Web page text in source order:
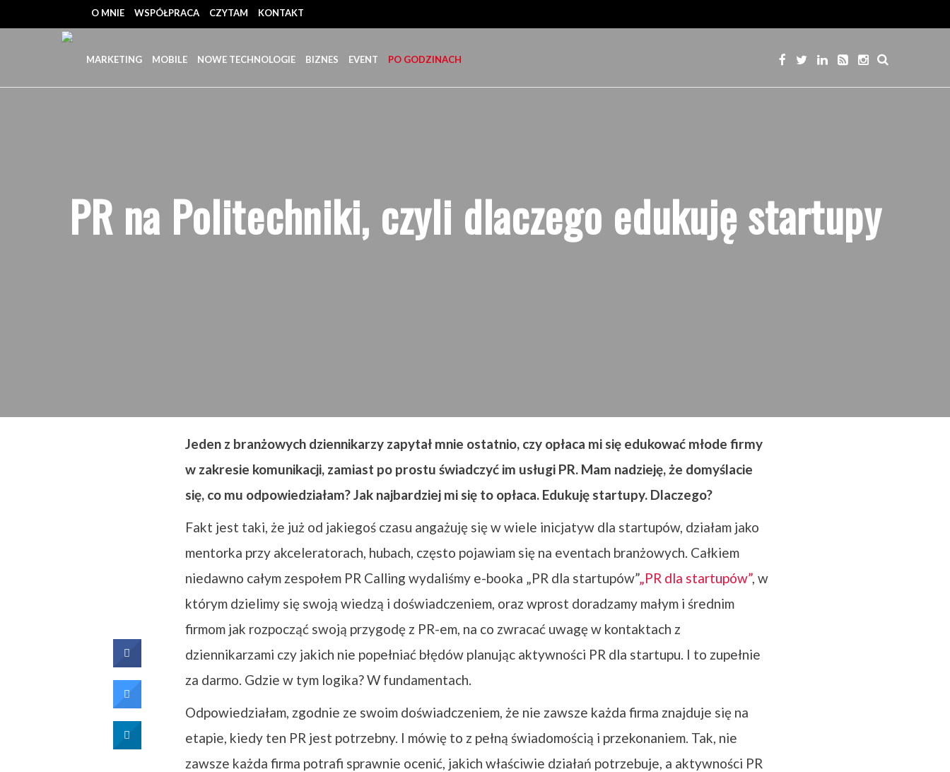
O MNIE WSPÓŁPRACA CZYTAM KONTAKT
MARKETING MOBILE NOWE TECHNOLOGIE BIZNES EVENT PO GODZINACH
PR na Politechniki, czyli dlaczego edukuję startupy
Jeden z branżowych dziennikarzy zapytał mnie ostatnio, czy opłaca mi się edukować młode firmy
w zakresie komunikacji, zamiast po prostu świadczyć im usługi PR. Mam nadzieję, że domyślacie
się, co mu odpowiedziałam? Jak najbardziej mi się to opłaca. Edukuję startupy. Dlaczego?
Fakt jest taki, że już od jakiegoś czasu angażuję się w wiele inicjatyw dla startupów, działam jako
mentorka przy akceleratorach, hubach, często pojawiam się na eventach branżowych. Całkiem
niedawno całym zespołem PR Calling wydaliśmy e-booka „PR dla startupów”„PR dla startupów”, w
którym dzielimy się swoją wiedzą i doświadczeniem, oraz wprost doradzamy małym i średnim
firmom jak rozpocząć swoją przygodę z PR-em, na co zwracać uwagę w kontaktach z
dziennikarzami czy jakich nie popełniać błędów planując aktywności PR dla startupu. I to zupełnie
za darmo. Gdzie w tym logika? W fundamentach.
Odpowiedziałam, zgodnie ze swoim doświadczeniem, że nie zawsze każda firma znajduje się na
etapie, kiedy ten PR jest potrzebny. I mówię to z pełną świadomością i przekonaniem. Tak, nie
zawsze każda firma potrafi sprawnie ocenić, jakich właściwie działań potrzebuje, a aktywności PR